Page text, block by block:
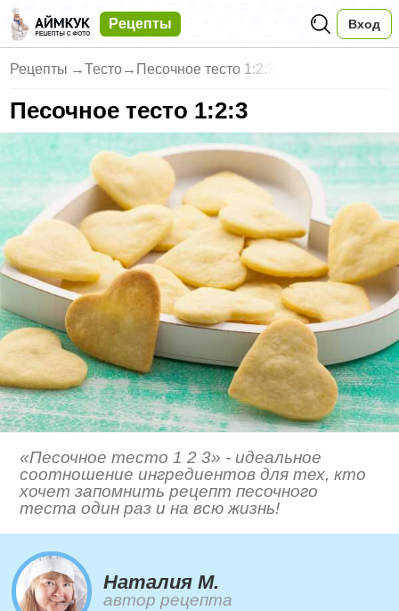
Рецепты Вход
Рецепты →Тесто→ Песочное тесто 1:2:3
Песочное тесто 1:2:3
«Песочное тесто 1 2 3» - идеальное
соотношение ингредиентов для тех, кто
хочет запомнить рецепт песочного
теста один раз и на всю жизнь!
Наталия М.
автор рецепта